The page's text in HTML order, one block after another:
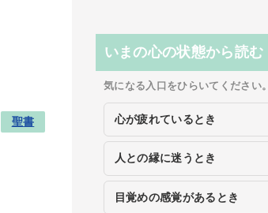
聖書
いまの心の状態から読む
気になる入口をひらいてください。
心が疲れているとき
人との縁に迷うとき
目覚めの感覚があるとき